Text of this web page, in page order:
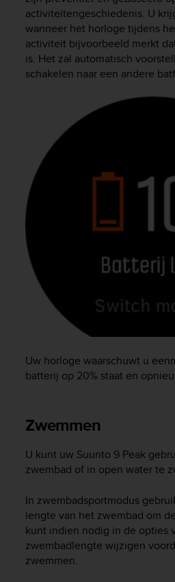
activiteitengeschiedenis. U
wanneer het horloge tijdens
activiteit bijvoorbeeld merkt
is. Het zal automatisch
schakelen naar een andere
Uw horloge waarschuwt u
batterij op 20% staat en
Zwemmen
U kunt uw Suunto 9 Peak
zwembad of in open water te
In zwembadsportmodus
lengte van het zwembad om
kunt indien nodig in de opties
zwembadlengte wijzigen
zwemmen.